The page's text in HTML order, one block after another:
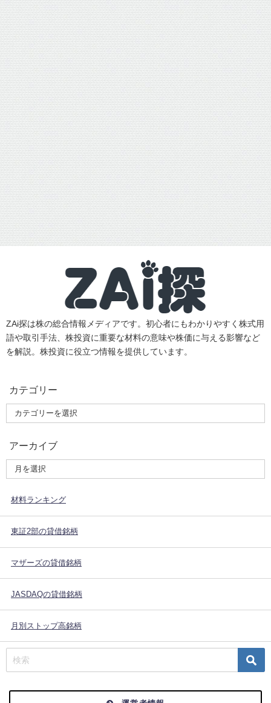
ZAi探は株の総合情報メディアです。初心者にもわかりやすく株式用
語や取引手法、株投資に重要な材料の意味や株価に与える影響など
を解説。株投資に役立つ情報を提供しています。
カテゴリー
アーカイブ
材料ランキング
東証2部の貸借銘柄
マザーズの貸借銘柄
JASDAQの貸借銘柄
月別ストップ高銘柄